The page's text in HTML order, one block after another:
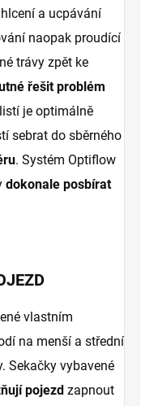
a ucpávání
naopak proudící
trávy zpět ke
řešit problém
je optimálně
sebrat do sběrného
. Systém Optiflow
dokonale posbírat
vlastním
na menší a střední
Sekačky vybavené
pojezd zapnout